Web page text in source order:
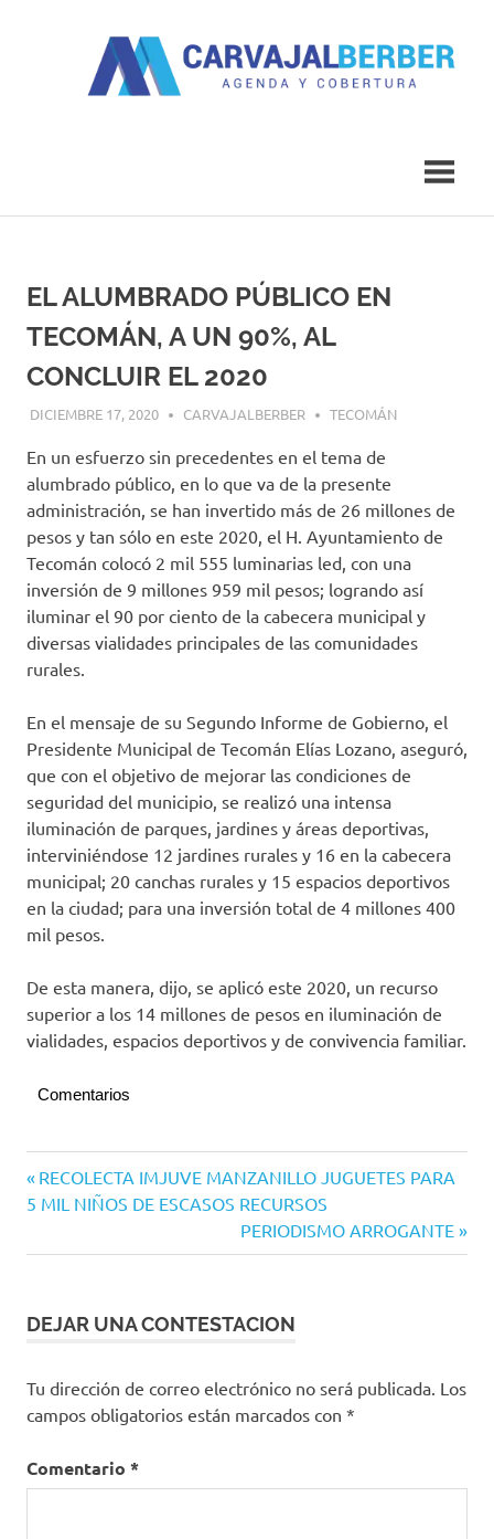
EL ALUMBRADO PÚBLICO EN
TECOMÁN, A UN 90%, AL
CONCLUIR EL 2020
DICIEMBRE 17, 2020 CARVAJALBERBER TECOMÁN
En un esfuerzo sin precedentes en el tema de
alumbrado público, en lo que va de la presente
administración, se han invertido más de 26 millones de
pesos y tan sólo en este 2020, el H. Ayuntamiento de
Tecomán colocó 2 mil 555 luminarias led, con una
inversión de 9 millones 959 mil pesos; logrando así
iluminar el 90 por ciento de la cabecera municipal y
diversas vialidades principales de las comunidades
rurales.
En el mensaje de su Segundo Informe de Gobierno, el
Presidente Municipal de Tecomán Elías Lozano, aseguró,
que con el objetivo de mejorar las condiciones de
seguridad del municipio, se realizó una intensa
iluminación de parques, jardines y áreas deportivas,
interviniéndose 12 jardines rurales y 16 en la cabecera
municipal; 20 canchas rurales y 15 espacios deportivos
en la ciudad; para una inversión total de 4 millones 400
mil pesos.
De esta manera, dijo, se aplicó este 2020, un recurso
superior a los 14 millones de pesos en iluminación de
vialidades, espacios deportivos y de convivencia familiar.
Comentarios
Navegación
de
entradas
Entrada
anterior:
RECOLECTA IMJUVE MANZANILLO JUGUETES PARA
5 MIL NIÑOS DE ESCASOS RECURSOS
Siguiente
entrada:
PERIODISMO ARROGANTE
DEJAR UNA CONTESTACION
Tu dirección de correo electrónico no será publicada. Los
campos obligatorios están marcados con *
Comentario *